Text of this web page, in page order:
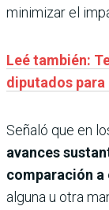
minimizar el
Leé también:
diputados
Señaló que en
avances
comparación a
alguna u otra